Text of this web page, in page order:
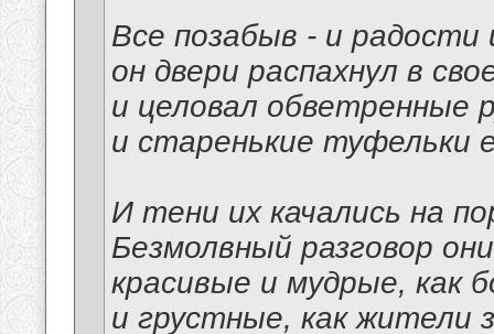
Все позабыв - и радости
он двери распахнул в
и целовал обветренные
и старенькие туфельки
И тени их качались на
Безмолвный разговор
красивые и мудрые, как
и грустные, как жители